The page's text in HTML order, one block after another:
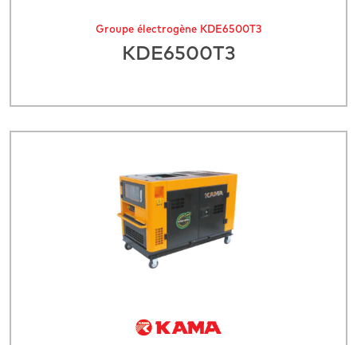
Groupe électrogène KDE6500T3
KDE6500T3